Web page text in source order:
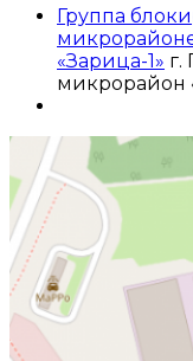
Группа
«Зарица-1» г.
микрорайон